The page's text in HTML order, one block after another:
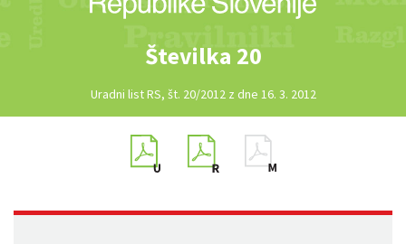
Številka 20
Uradni list RS, št. 20/2012 z dne 16. 3. 2012